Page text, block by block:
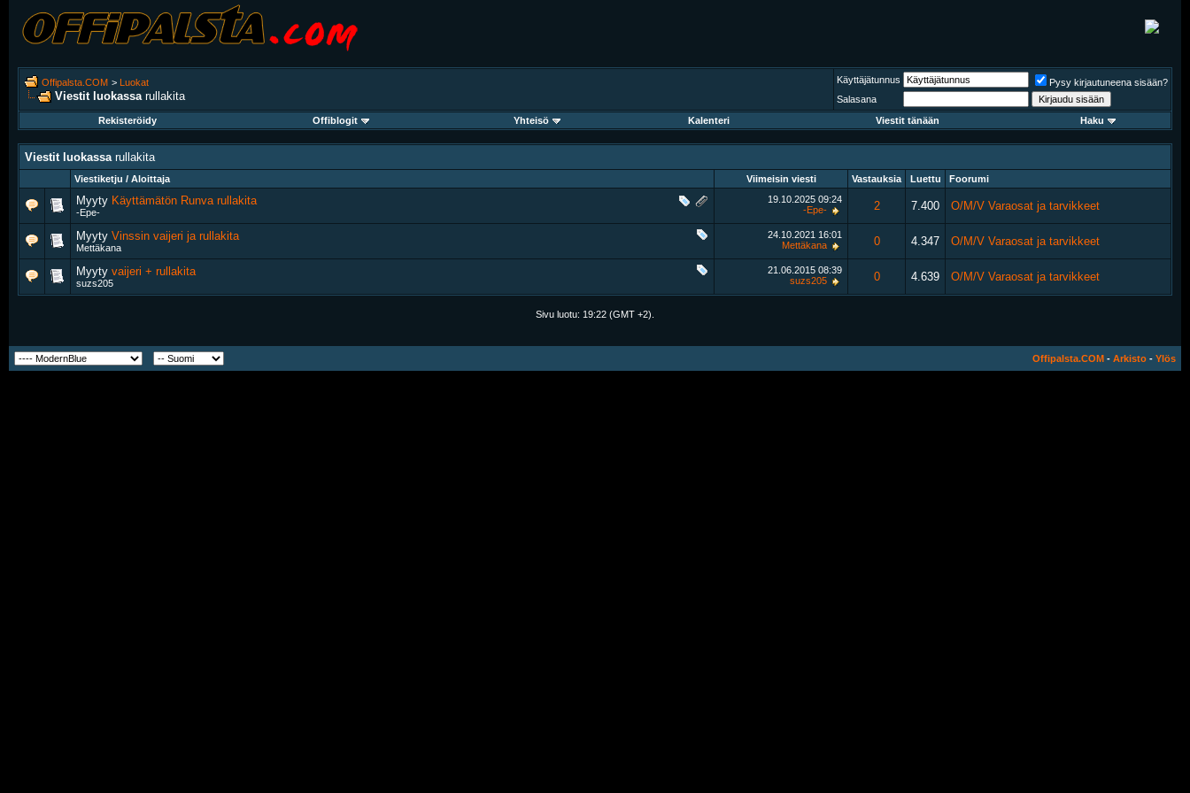
Offipalsta.COM > Luokat
Viestit luokassa rullakita
Käyttäjätunnus
Pysy kirjautuneena sisään?
Salasana
Rekisteröidy
Offiblogit Yhteisö Kalenteri Viestit tänään Haku
Viestit luokassa rullakita
Viestiketju / Aloittaja Viimeisin viesti Vastauksia Luettu Foorumi
Myyty Käyttämätön Runva rullakita
-Epe-
19.10.2025 09:24
-Epe-
2 7.400 O/M/V Varaosat ja tarvikkeet
Myyty Vinssin vaijeri ja rullakita
Mettäkana
24.10.2021 16:01
Mettäkana
0 4.347 O/M/V Varaosat ja tarvikkeet
Myyty vaijeri + rullakita
suzs205
21.06.2015 08:39
suzs205
0 4.639 O/M/V Varaosat ja tarvikkeet
Sivu luotu: 19:22 (GMT +2).
Offipalsta.COM - Arkisto - Ylös